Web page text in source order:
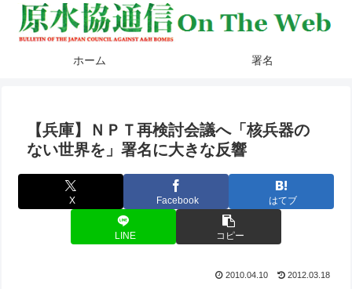
ホーム 署名
【兵庫】ＮＰＴ再検討会議へ「核兵器の
ない世界を」署名に大きな反響
X Facebook はてブ
LINE コピー
2010.04.10 2012.03.18